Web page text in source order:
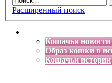
Расширенный поиск
Кошачьи новости
Образ кошки в
Кошачьи истории